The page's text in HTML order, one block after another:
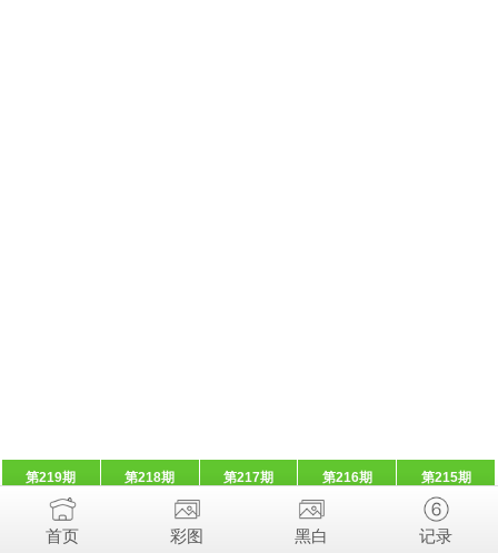
第219期 第218期 第217期 第216期 第215期
首页 彩图 黑白 记录